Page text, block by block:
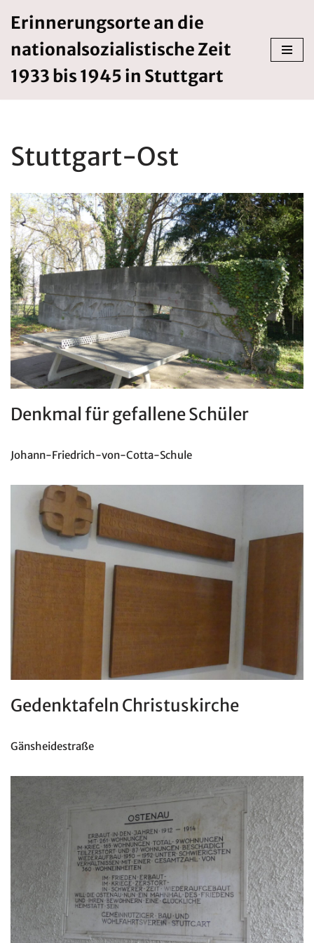
Inhalt
springen
Erinnerungsorte an die
nationalsozialistische Zeit
1933 bis 1945 in Stuttgart
Stuttgart-Ost
Denkmal für gefallene Schüler
Johann-Friedrich-von-Cotta-Schule
Gedenktafeln Christuskirche
Gänsheidestraße